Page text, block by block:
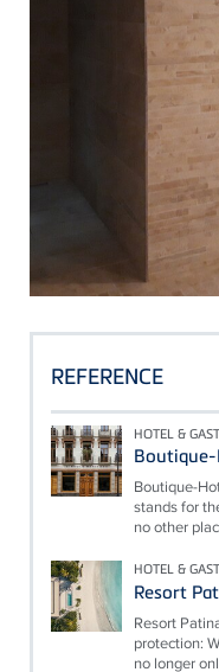
REFERENCE
HOTEL &
Boutique-
stands for
no other
HOTEL &
Resort
Resort
protection:
no longer